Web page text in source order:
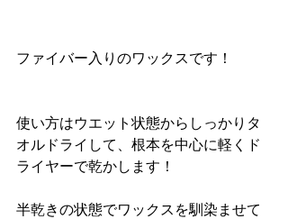
ファイバー入りのワックスです！
使い方はウエット状態からしっかりタ
オルドライして、根本を中心に軽くド
ライヤーで乾かします！
半乾きの状態でワックスを馴染ませて